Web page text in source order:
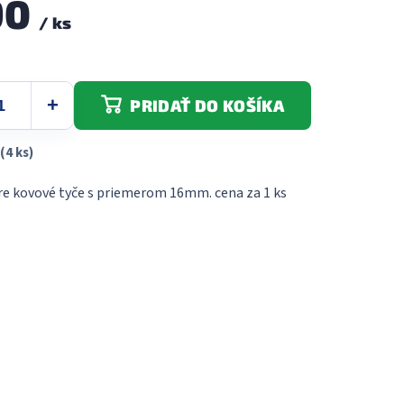
/ ks
(4 ks)
PRIDAŤ DO KOŠÍKA
kovové tyče s priemerom 16mm. cena za 1 ks